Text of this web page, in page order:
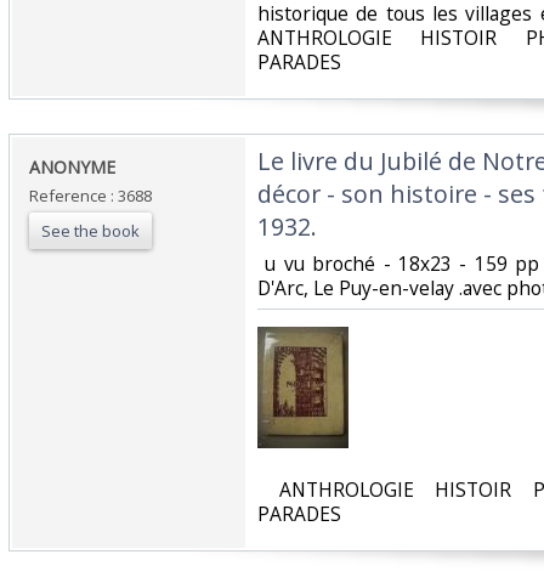
‎historique de tous les villages
ANTHROLOGIE HISTOIR
PARADES‎
‎ANONYME‎
Reference : 3688
See the book
‎Le livre du Jubilé de
décor - son histoire -
1932.‎
u vu broché - 18x23 - 159
D'Arc, Le Puy-en-velay .avec
ANTHROLOGIE HISTOIR
PARADES‎